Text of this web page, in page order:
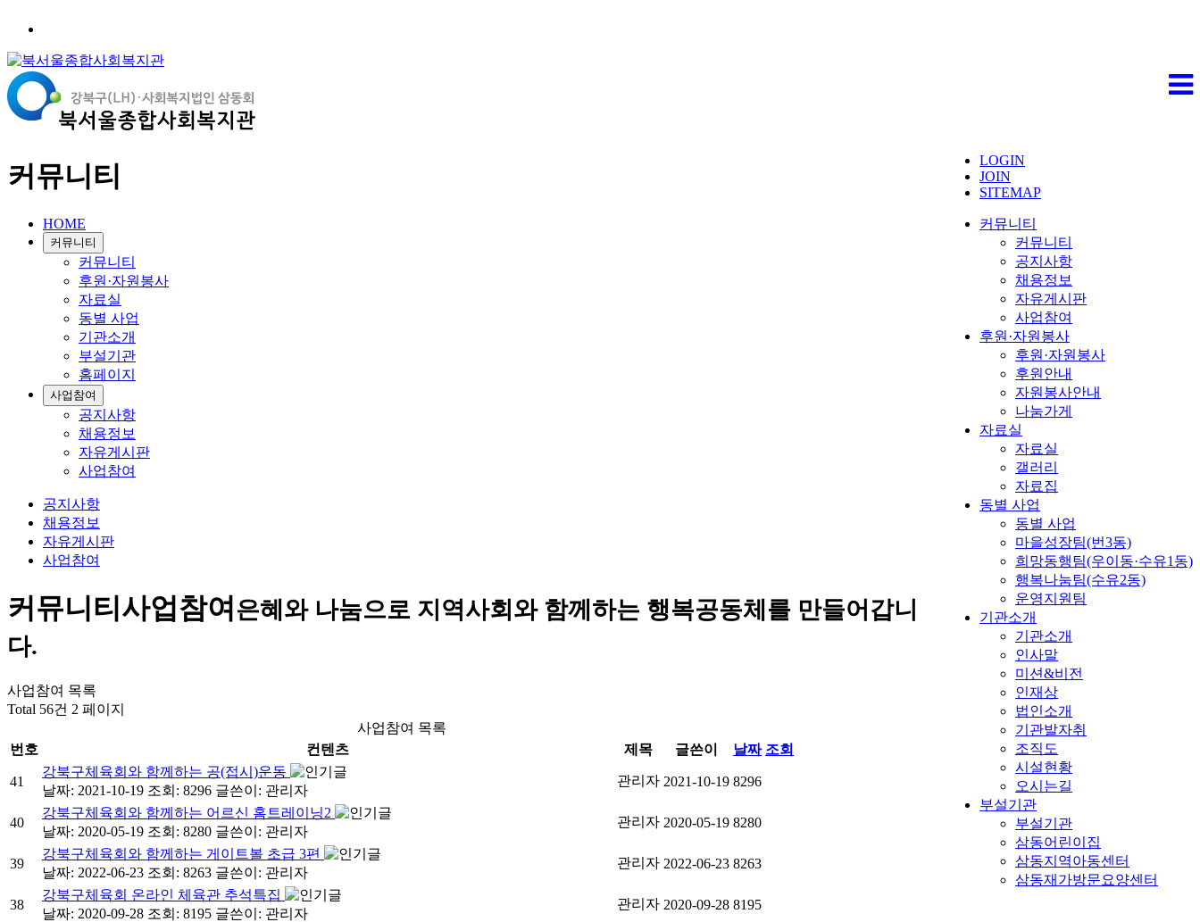
LOGIN
JOIN
SITEMAP
커뮤니티
커뮤니티
공지사항
채용정보
자유게시판
사업참여
후원·자원봉사
후원·자원봉사
후원안내
자원봉사안내
나눔가게
자료실
자료실
갤러리
자료집
동별 사업
동별 사업
마을성장팀(번3동)
희망동행팀(우이동·수유1동)
행복나눔팀(수유2동)
운영지원팀
기관소개
기관소개
인사말
미션&비전
인재상
법인소개
기관발자취
조직도
시설현황
오시는길
부설기관
부설기관
삼동어린이집
삼동지역아동센터
삼동재가방문요양센터
커뮤니티
HOME
커뮤니티
커뮤니티
후원·자원봉사
자료실
동별 사업
기관소개
부설기관
홈페이지
사업참여
공지사항
채용정보
자유게시판
사업참여
공지사항
채용정보
자유게시판
사업참여
커뮤니티사업참여은혜와 나눔으로 지역사회와 함께하는 행복공동체를 만들어갑니
다.
사업참여 목록
Total 56건 2 페이지
사업참여 목록
번호
컨텐츠 제목 글쓴이 날짜 조회
41
강북구체육회와 함께하는 공(접시)운동
날짜: 2021-10-19 조회: 8296 글쓴이: 관리자
관리자 2021-10-19 8296
40
강북구체육회와 함께하는 어르신 홈트레이닝2
날짜: 2020-05-19 조회: 8280 글쓴이: 관리자
관리자 2020-05-19 8280
39
강북구체육회와 함께하는 게이트볼 초급 3편
날짜: 2022-06-23 조회: 8263 글쓴이: 관리자
관리자 2022-06-23 8263
38
강북구체육회 온라인 체육관 추석특집
날짜: 2020-09-28 조회: 8195 글쓴이: 관리자
관리자 2020-09-28 8195